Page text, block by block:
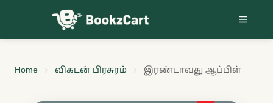
Skip to content
Home விகடன் பிரசுரம் இரண்டாவது ஆப்பிள்